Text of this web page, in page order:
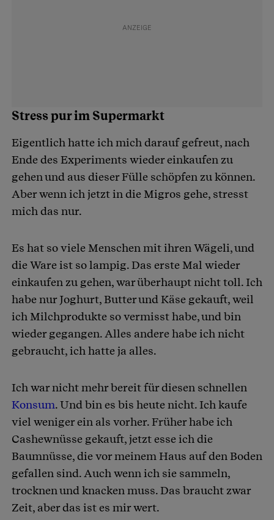
Stress pur im Supermarkt
Eigentlich hatte ich mich darauf gefreut, nach
Ende des Experiments wieder einkaufen zu
gehen und aus dieser Fülle schöpfen zu können.
Aber wenn ich jetzt in die Migros gehe, stresst
mich das nur.
Es hat so viele Menschen mit ihren Wägeli, und
die Ware ist so lampig. Das erste Mal wieder
einkaufen zu gehen, war überhaupt nicht toll. Ich
habe nur Joghurt, Butter und Käse gekauft, weil
ich Milchprodukte so vermisst habe, und bin
wieder gegangen. Alles andere habe ich nicht
gebraucht, ich hatte ja alles.
Ich war nicht mehr bereit für diesen schnellen
Konsum. Und bin es bis heute nicht. Ich kaufe
viel weniger ein als vorher. Früher habe ich
Cashewnüsse gekauft, jetzt esse ich die
Baumnüsse, die vor meinem Haus auf den Boden
gefallen sind. Auch wenn ich sie sammeln,
trocknen und knacken muss. Das braucht zwar
Zeit, aber das ist es mir wert.